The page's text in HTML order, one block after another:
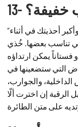
خفيفة؟
“نصيحتي، هي أن ترتدي أضخم معاطفك وأكبر أحذيتك في أثناء
تناسب بعضها. خُذي
أو فستاناً يمكن ارتداؤه
التي ستضعينها في
والجوارب،
الرقبة إن اخترت ألّا